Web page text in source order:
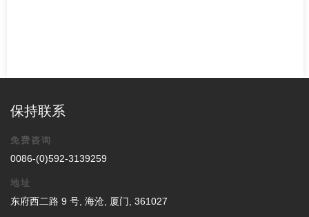
保持联系
免费咨询
0086-(0)592-3139259
地址
东府西二路 9 号, 海沧, 厦门, 361027